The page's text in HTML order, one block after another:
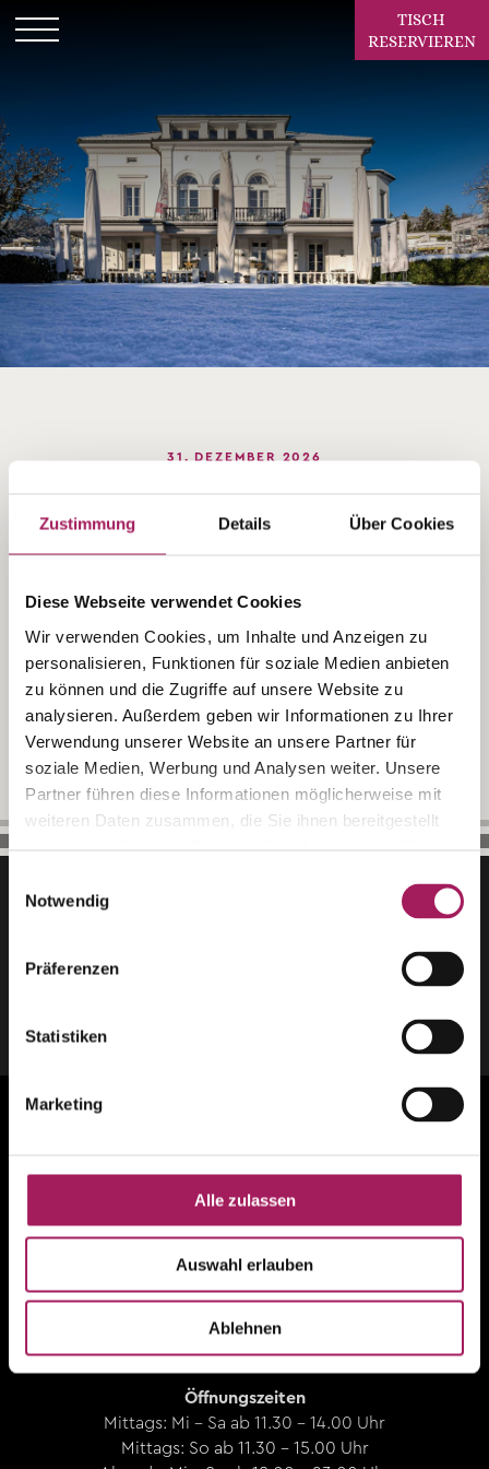
Zustimmung Details Über Cookies
Diese Webseite verwendet Cookies
Wir verwenden Cookies, um Inhalte und Anzeigen zu
personalisieren, Funktionen für soziale Medien anbieten
zu können und die Zugriffe auf unsere Website zu
analysieren. Außerdem geben wir Informationen zu Ihrer
Verwendung unserer Website an unsere Partner für
soziale Medien, Werbung und Analysen weiter. Unsere
Partner führen diese Informationen möglicherweise mit
weiteren Daten zusammen, die Sie ihnen bereitgestellt
Notwendig
Präferenzen
Statistiken
Marketing
Alle zulassen
Auswahl erlauben
Ablehnen
TISCH
RESERVIEREN
31. DEZEMBER 2026
Wählen Sie zwischen dem Menu mit Fleisch für
CHF 179.00 oder dem vegetarischen Menu für CHF
131.00, jeweils exklusive Getränke.
TISCH RESERVIEREN
VILLA Schweizerhof
Hausermatte, Haldenstrasse 30 - CH-6006 Luzern
genuss@villa-schweizerhof.ch
Öffnungszeiten
Mittags: Mi – Sa ab 11.30 - 14.00 Uhr
Mittags: So ab 11.30 - 15.00 Uhr